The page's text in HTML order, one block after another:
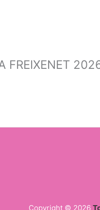
FREIXENET
Copyright © 2026